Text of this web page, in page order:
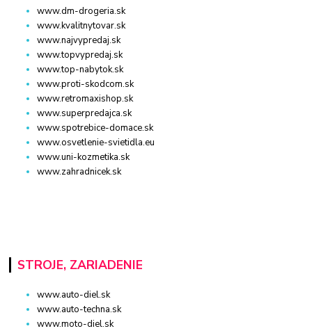
www.dm-drogeria.sk
www.kvalitnytovar.sk
www.najvypredaj.sk
www.topvypredaj.sk
www.top-nabytok.sk
www.proti-skodcom.sk
www.retromaxishop.sk
www.superpredajca.sk
www.spotrebice-domace.sk
www.osvetlenie-svietidla.eu
www.uni-kozmetika.sk
www.zahradnicek.sk
STROJE, ZARIADENIE
www.auto-diel.sk
www.auto-techna.sk
www.moto-diel.sk